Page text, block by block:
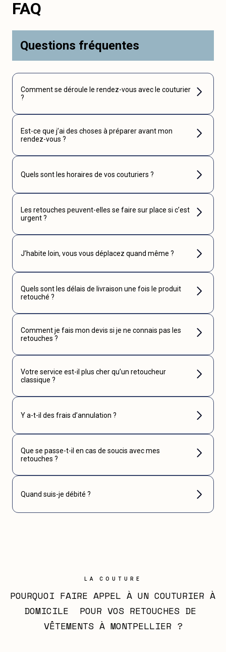
FAQ
Questions fréquentes
Comment se déroule le rendez-vous avec le couturier
?
Est-ce que j’ai des choses à préparer avant mon
rendez-vous ?
Quels sont les horaires de vos couturiers ?
Les retouches peuvent-elles se faire sur place si c’est
urgent ?
J’habite loin, vous vous déplacez quand même ?
Quels sont les délais de livraison une fois le produit
retouché ?
Comment je fais mon devis si je ne connais pas les
retouches ?
Votre service est-il plus cher qu’un retoucheur
classique ?
Y a-t-il des frais d’annulation ?
Que se passe-t-il en cas de soucis avec mes
retouches ?
Quand suis-je débité ?
LA COUTURE
POURQUOI FAIRE APPEL À UN COUTURIER À
DOMICILE  POUR VOS RETOUCHES DE
VÊTEMENTS À MONTPELLIER ?